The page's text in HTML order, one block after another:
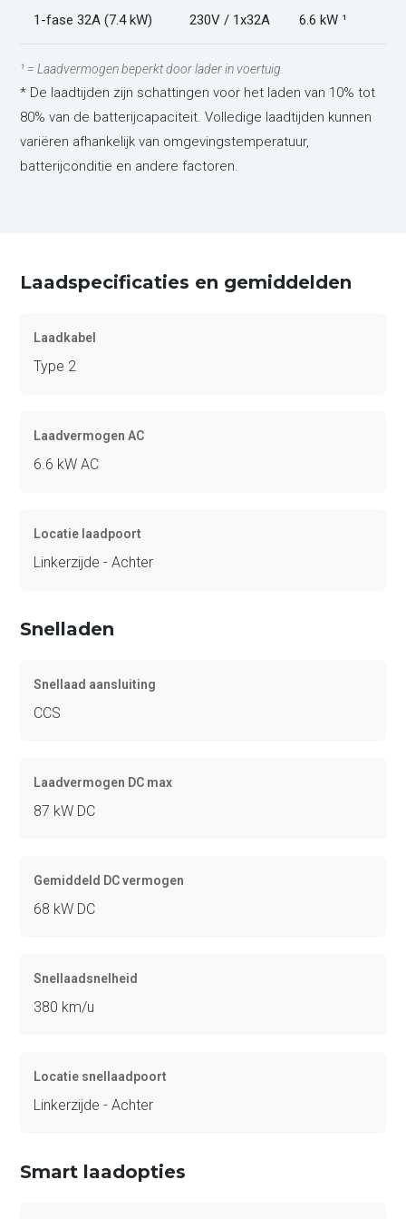
1-fase 32A (7.4 kW) 230V / 1x32A 6.6 kW ¹
¹ = Laadvermogen beperkt door lader in voertuig.
* De laadtijden zijn schattingen voor het laden van 10% tot
80% van de batterijcapaciteit. Volledige laadtijden kunnen
variëren afhankelijk van omgevingstemperatuur,
batterijconditie en andere factoren.
Laadspecificaties en gemiddelden
Laadkabel
Type 2
Laadvermogen AC
6.6 kW AC
Locatie laadpoort
Linkerzijde - Achter
Snelladen
Snellaad aansluiting
CCS
Laadvermogen DC max
87 kW DC
Gemiddeld DC vermogen
68 kW DC
Snellaadsnelheid
380 km/u
Locatie snellaadpoort
Linkerzijde - Achter
Smart laadopties